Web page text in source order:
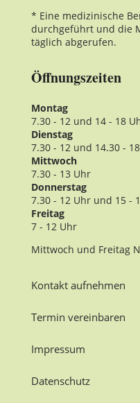
* Eine medizinische
durchgeführt und die
täglich abgerufen.
Öffnungszeiten
Montag
7.30 - 12 und 14 - 18
Dienstag
7.30 - 12 und 14.30 -
Mittwoch
7.30 - 13 Uhr
Donnerstag
7.30 - 12 Uhr und 15 -
Freitag
7 - 12 Uhr
Mittwoch und Freitag
Kontakt aufnehmen
Termin vereinbaren
Impressum
Datenschutz